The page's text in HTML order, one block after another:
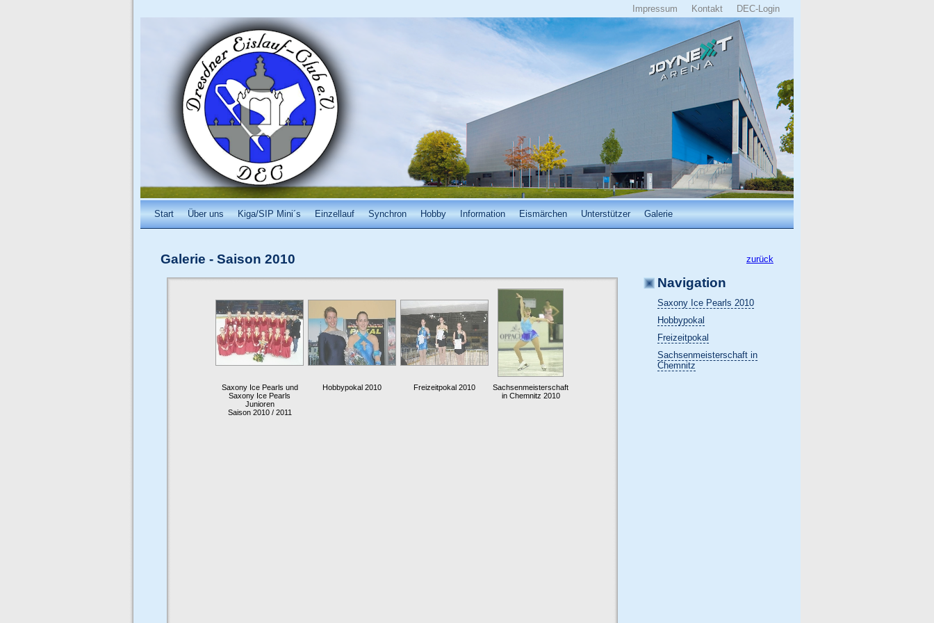
DEC-Login
Kontakt
Impressum
Start Über uns Kiga/SIP Mini´s Einzellauf Synchron Hobby Information Eismärchen Unterstützer Galerie
Galerie - Saison 2010 zurück
Saxony Ice Pearls und
Saxony Ice Pearls
Junioren
Saison 2010 / 2011
Hobbypokal 2010 Freizeitpokal 2010
Sachsenmeisterschaft
in Chemnitz 2010
Navigation
Saxony Ice Pearls 2010
Hobbypokal
Freizeitpokal
Sachsenmeisterschaft in
Chemnitz